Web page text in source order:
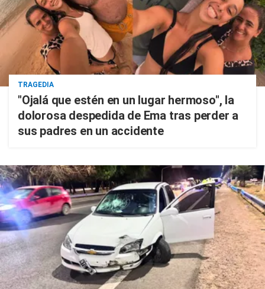
TRAGEDIA
"Ojalá que estén en un lugar hermoso", la
dolorosa despedida de Ema tras perder a
sus padres en un accidente